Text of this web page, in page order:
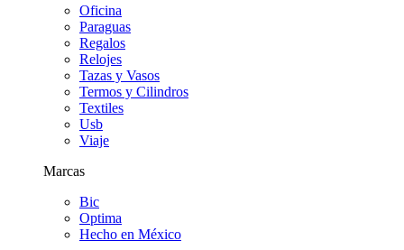
Oficina
Paraguas
Regalos
Relojes
Tazas y Vasos
Termos y Cilindros
Textiles
Usb
Viaje
Marcas
Bic
Optima
Hecho en México